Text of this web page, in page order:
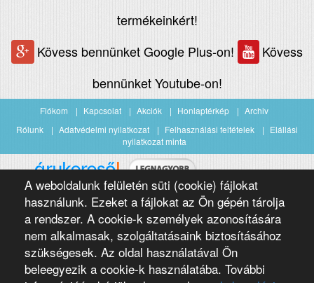
A weboldalunk felületén süti (cookie) fájlokat
használunk. Ezeket a fájlokat az Ön gépén tárolja
a rendszer. A cookie-k személyek azonosítására
nem alkalmasak, szolgáltatásaink biztosításához
szükségesek. Az oldal használatával Ön
beleegyezik a cookie-k használatába. További
termékeinkért!
Kövess bennünket Google Plus-on!
Kövess
bennünket Youtube-on!
Fiókom Kapcsolat Akciók Honlaptérkép
Archiv
Rólunk
Adatvédelmi nyilatkozat Felhasználási feltételek
Elállási
nyilatkozat minta